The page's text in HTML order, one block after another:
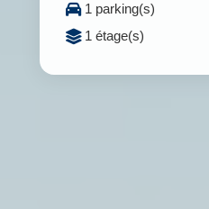
1 parking(s)
1 étage(s)